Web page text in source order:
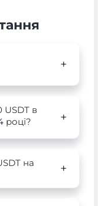
USDT в
році?
на